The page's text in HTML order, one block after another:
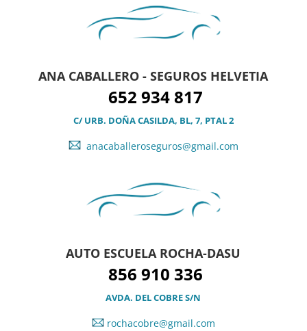
ANA CABALLERO - SEGUROS HELVETIA
652 934 817
C/ URB. DOÑA CASILDA, BL, 7, PTAL 2
anacaballeroseguros@gmail.com
AUTO ESCUELA ROCHA-DASU
856 910 336
AVDA. DEL COBRE S/N
rochacobre@gmail.com